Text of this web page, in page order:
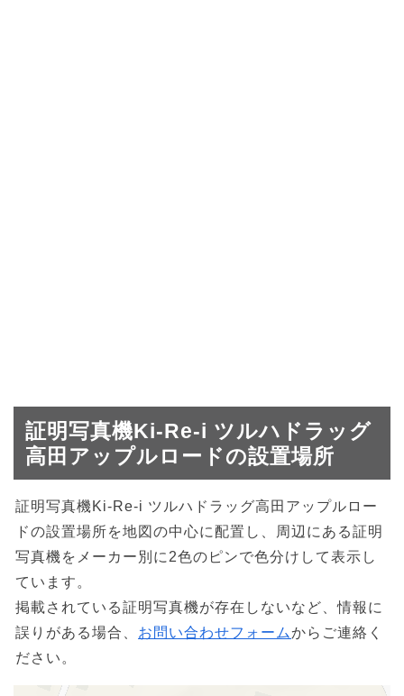
証明写真機Ki-Re-i ツルハドラッグ
高田アップルロードの設置場所
証明写真機Ki-Re-i ツルハドラッグ高田アップルロー
ドの設置場所を地図の中心に配置し、周辺にある証明
写真機をメーカー別に2色のピンで色分けして表示し
ています。
掲載されている証明写真機が存在しないなど、情報に
誤りがある場合、 お問い合わせフォームからご連絡く
ださい。